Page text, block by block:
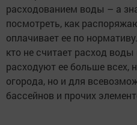
расходованием воды – а
посмотреть, как
оплачивает ее по
кто не считает расход
расходуют ее больше всех,
огорода, но и для
бассейнов и прочих